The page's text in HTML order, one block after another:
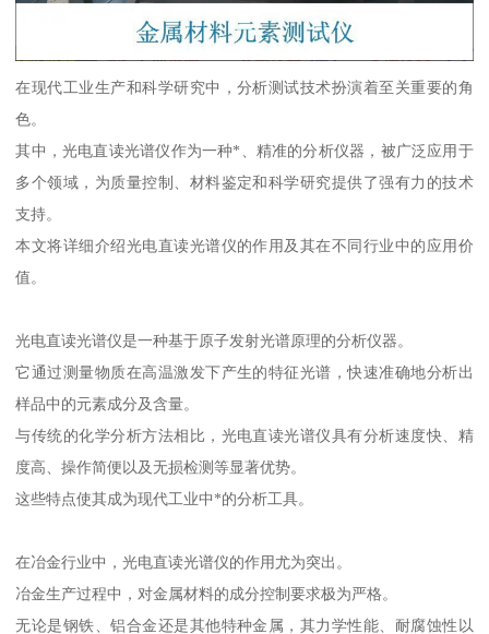
在现代工业生产和科学研究中，分析测试技术扮演着至关重要的角
色。
其中，光电直读光谱仪作为一种*、精准的分析仪器，被广泛应用于
多个领域，为质量控制、材料鉴定和科学研究提供了强有力的技术
支持。
本文将详细介绍光电直读光谱仪的作用及其在不同行业中的应用价
值。
光电直读光谱仪是一种基于原子发射光谱原理的分析仪器。
它通过测量物质在高温激发下产生的特征光谱，快速准确地分析出
样品中的元素成分及含量。
与传统的化学分析方法相比，光电直读光谱仪具有分析速度快、精
度高、操作简便以及无损检测等显著优势。
这些特点使其成为现代工业中*的分析工具。
在冶金行业中，光电直读光谱仪的作用尤为突出。
冶金生产过程中，对金属材料的成分控制要求极为严格。
无论是钢铁、铝合金还是其他特种金属，其力学性能、耐腐蚀性以